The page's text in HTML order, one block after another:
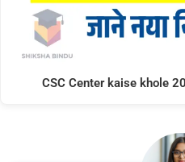
CSC Center kaise khole